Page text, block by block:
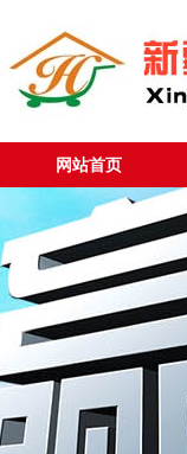
网站首页